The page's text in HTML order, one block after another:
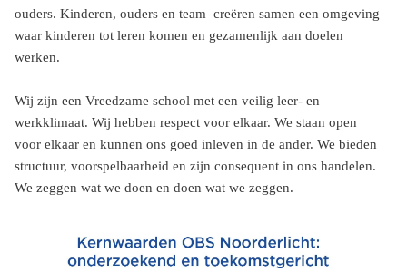
ouders. Kinderen, ouders en team creëren samen een omgeving
waar kinderen tot leren komen en gezamenlijk aan doelen
werken.
Wij zijn een Vreedzame school met een veilig leer- en
werkklimaat. Wij hebben respect voor elkaar. We staan open
voor elkaar en kunnen ons goed inleven in de ander. We bieden
structuur, voorspelbaarheid en zijn consequent in ons handelen.
We zeggen wat we doen en doen wat we zeggen.